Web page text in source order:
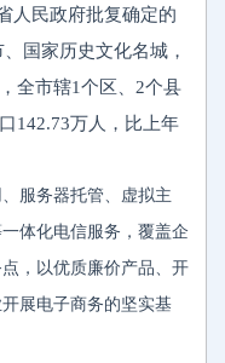
人民政府批复确定的
国家历史文化名城，
全市辖1个区、2个县
142.73万人，比上年
服务器托管、虚拟主
体化电信服务，覆盖企
，以优质廉价产品、开
展电子商务的坚实基